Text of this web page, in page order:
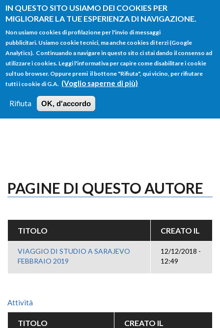
IN QUESTO SITO USIAMO DEI COOKIES PER
MIGLIORARE LA TUE ESPERIENZA DI NAVIGAZIONE.
Non usiamo cookies di profilazione per l'invio di messaggi
pubblicitari. Usiamo cookie tecnici, ma anche cookies di terzi (Google
Analytics). Continuando a navigare in questo sito ci stai dando il consenso ad
utilizzare i cookies. Leggi l'informativa per capire come disabilitare i cookie
sul tuo browser. Oppure premi il bottone "Rifiuta", qui vicino, per rifiutare
tutti i cookie di G.A. (Voglio saperne di più)
Rifiuta OK, d'accordo
Salta al contenuto principale
FORM
DI
RICERCA
Main menu
HOME TUTTI I PROFILI
LOGIN
PAGINE DI QUESTO AUTORE
TITOLO CREATO IL
VIAGGIO DI STUDIO A SARAJEVO
FEBBRAIO 2019
12/12/2018 -
12:49
Attività
TITOLO CREATO IL